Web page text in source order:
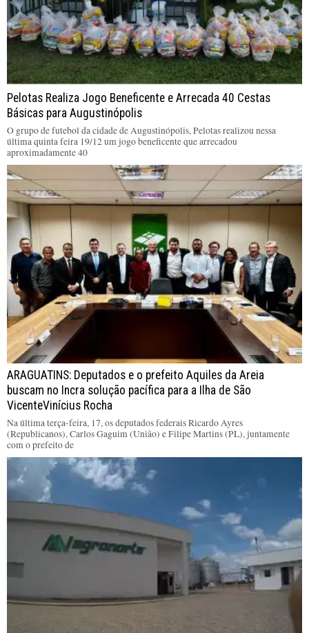
Pelotas Realiza Jogo Beneficente e Arrecada 40 Cestas
Básicas para Augustinópolis
O grupo de futebol da cidade de Augustinópolis, Pelotas realizou nessa
última quinta feira 19/12 um jogo beneficente que arrecadou
aproximadamente 40
ARAGUATINS: Deputados e o prefeito Aquiles da Areia
buscam no Incra solução pacífica para a Ilha de São
VicenteVinícius Rocha
Na última terça-feira, 17, os deputados federais Ricardo Ayres
(Republicanos), Carlos Gaguim (União) e Filipe Martins (PL), juntamente
com o prefeito de